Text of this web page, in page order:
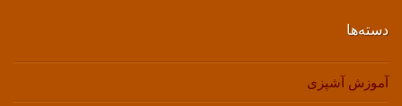
دسته‌ها
آموزش آشپزی